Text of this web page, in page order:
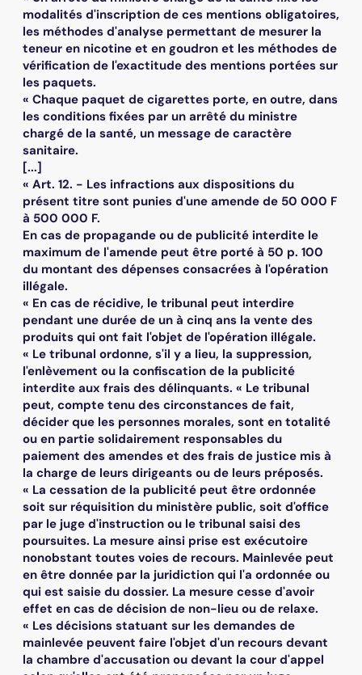
modalités d'inscription de ces mentions obligatoires,
les méthodes d'analyse permettant de mesurer la
teneur en nicotine et en goudron et les méthodes de
vérification de l'exactitude des mentions portées sur
les paquets.
« Chaque paquet de cigarettes porte, en outre, dans
les conditions fixées par un arrêté du ministre
chargé de la santé, un message de caractère
sanitaire.
[...]
« Art. 12. - Les infractions aux dispositions du
présent titre sont punies d'une amende de 50 000 F
à 500 000 F.
En cas de propagande ou de publicité interdite le
maximum de l'amende peut être porté à 50 p. 100
du montant des dépenses consacrées à l'opération
illégale.
« En cas de récidive, le tribunal peut interdire
pendant une durée de un à cinq ans la vente des
produits qui ont fait l'objet de l'opération illégale.
« Le tribunal ordonne, s'il y a lieu, la suppression,
l'enlèvement ou la confiscation de la publicité
interdite aux frais des délinquants. « Le tribunal
peut, compte tenu des circonstances de fait,
décider que les personnes morales, sont en totalité
ou en partie solidairement responsables du
paiement des amendes et des frais de justice mis à
la charge de leurs dirigeants ou de leurs préposés.
« La cessation de la publicité peut être ordonnée
soit sur réquisition du ministère public, soit d'office
par le juge d'instruction ou le tribunal saisi des
poursuites. La mesure ainsi prise est exécutoire
nonobstant toutes voies de recours. Mainlevée peut
en être donnée par la juridiction qui l'a ordonnée ou
qui est saisie du dossier. La mesure cesse d'avoir
effet en cas de décision de non-lieu ou de relaxe.
« Les décisions statuant sur les demandes de
mainlevée peuvent faire l'objet d'un recours devant
la chambre d'accusation ou devant la cour d'appel